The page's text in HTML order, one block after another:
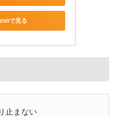
で見る
止まない